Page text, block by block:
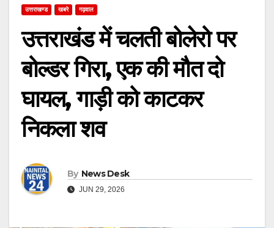
उत्तराखण्ड खबरे गढ़वाल
उत्तराखंड में चलती बोलेरो पर
बोल्डर गिरा, एक की मौत दो
घायल, गाड़ी को काटकर
निकला शव
By News Desk
JUN 29, 2026